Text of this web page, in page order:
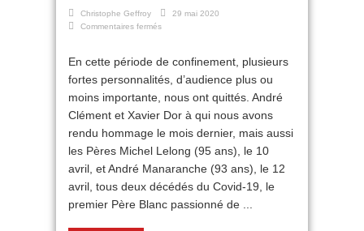
Christophe Geffroy
29 mai 2020
Commentaires fermés
:
une
dame
nous
En cette période de confinement, plusieurs
fortes personnalités, d’audience plus ou
moins importante, nous ont quittés. André
Clément et Xavier Dor à qui nous avons
rendu hommage le mois dernier, mais aussi
les Pères Michel Lelong (95 ans), le 10
avril, et André Manaranche (93 ans), le 12
avril, tous deux décédés du Covid-19, le
premier Père Blanc passionné de ...